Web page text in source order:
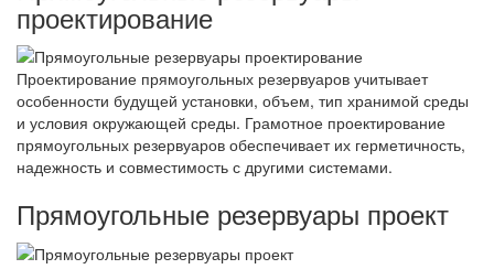
проектирование
Проектирование прямоугольных резервуаров учитывает
особенности будущей установки, объем, тип хранимой среды
и условия окружающей среды. Грамотное проектирование
прямоугольных резервуаров обеспечивает их герметичность,
надежность и совместимость с другими системами.
Прямоугольные резервуары проект